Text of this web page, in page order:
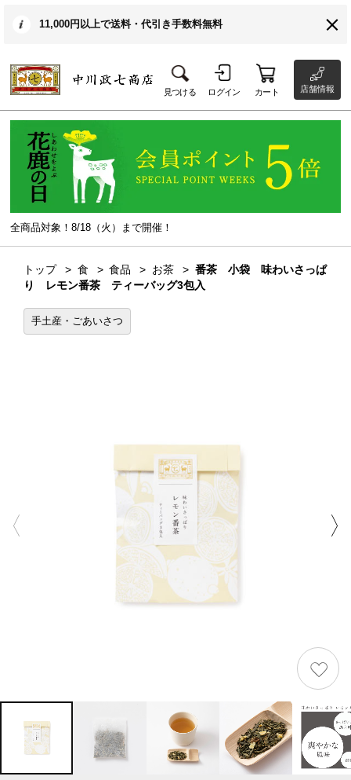
11,000円以上で送料・代引き手数料無料
見つける ログイン カート 店舗情報
全商品対象！8/18（火）まで開催！
トップ 食 食品 お茶
番茶 小袋 味わいさっぱ
り レモン番茶 ティーバッグ3包入
手土産・ごあいさつ